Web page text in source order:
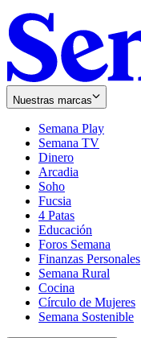
Nuestras marcas
Semana Play
Semana TV
Dinero
Arcadia
Soho
in
new
window
Fucsia
in
new
window
4 Patas
Educación
Foros Semana
Finanzas Personales
Semana Rural
Cocina
Círculo de Mujeres
Semana Sostenible